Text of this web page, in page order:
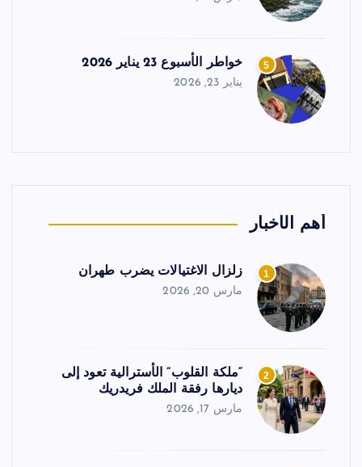
5 خواطر الأسبوع 23 يناير 2026
يناير 23, 2026
أهم الأخبار
1 زلزال الاغتيالات يضرب طهران
مارس 20, 2026
2
“ملكة القلوب” الأسترالية تعود إلى
ديارها رفقة الملك فريدريك
مارس 17, 2026